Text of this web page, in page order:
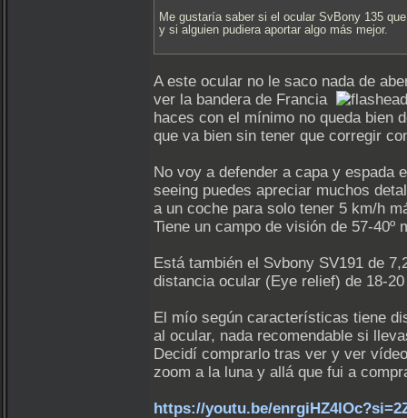
Me gustaría saber si el ocular SvBony 135
y si alguien pudiera aportar algo más mejor.
A este ocular no le saco nada de
ver la bandera de Francia
haces con el mínimo no queda bien
que va bien sin tener que corregir
No voy a defender a capa y espada
seeing puedes apreciar muchos
a un coche para solo tener 5 km/h
Tiene un campo de visión de 57-40º
Está también el Svbony SV191 de
distancia ocular (Eye relief) de 18-
El mío según características tiene
al ocular, nada recomendable si
Decidí comprarlo tras ver y ver
zoom a la luna y allá que fui a
https://youtu.be/